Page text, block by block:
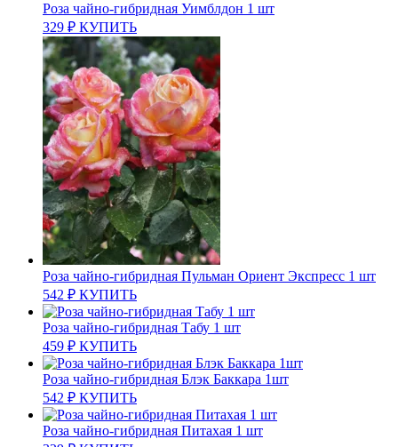
Роза чайно-гибридная Уимблдон 1 шт
329 ₽ КУПИТЬ
Роза чайно-гибридная Пульман Ориент Экспресс 1 шт
542 ₽ КУПИТЬ
Роза чайно-гибридная Табу 1 шт
459 ₽ КУПИТЬ
Роза чайно-гибридная Блэк Баккара 1шт
542 ₽ КУПИТЬ
Роза чайно-гибридная Питахая 1 шт